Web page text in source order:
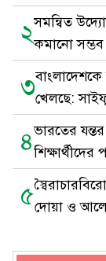
২সমন্বিত
কমানো সম্ভব
৩খেলছে:
৪ভারতের
৫দোয়া ও